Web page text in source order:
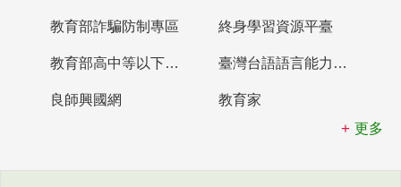
教育部詐騙防制專區 終身學習資源平臺
教育部高中等以下學校及幼兒園教師資格檢定考試 臺灣台語語言能力認證網站
良師興國網
教育家
更多